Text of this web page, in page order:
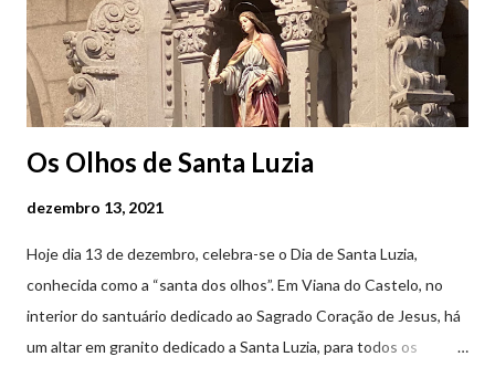
Os Olhos de Santa Luzia
dezembro 13, 2021
Hoje dia 13 de dezembro, celebra-se o Dia de Santa Luzia,
conhecida como a “santa dos olhos”. Em Viana do Castelo, no
interior do santuário dedicado ao Sagrado Coração de Jesus, há
um altar em granito dedicado a Santa Luzia, para todos os